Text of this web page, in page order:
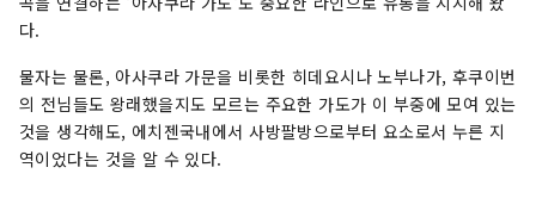
다.
물자는 물론, 아사쿠라 가문을 비롯한 히데요시나 노부나가, 후쿠이번
의 전님들도 왕래했을지도 모르는 주요한 가도가 이 부중에 모여 있는
것을 생각해도, 에치젠국내에서 사방팔방으로부터 요소로서 누른 지
역이었다는 것을 알 수 있다.